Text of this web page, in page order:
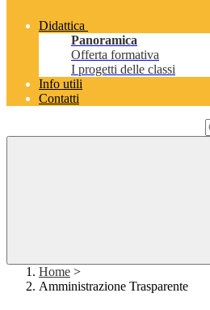
Didattica
Panoramica
Offerta formativa
I progetti delle classi
Info utili
Contatti
Home >
Amministrazione Trasparente